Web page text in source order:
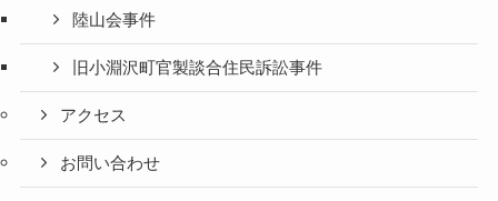
陸山会事件
旧小淵沢町官製談合住民訴訟事件
アクセス
お問い合わせ